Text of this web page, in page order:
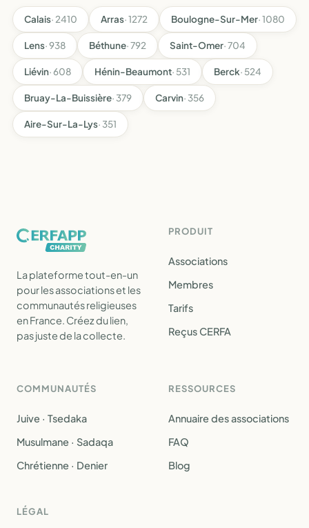
Calais· 2410 Arras· 1272 Boulogne-Sur-Mer· 1080
Lens· 938 Béthune· 792 Saint-Omer· 704
Liévin· 608 Hénin-Beaumont· 531 Berck· 524
Bruay-La-Buissière· 379 Carvin· 356
Aire-Sur-La-Lys· 351
La plateforme tout-en-un
pour les associations et les
communautés religieuses
en France. Créez du lien,
pas juste de la collecte.
PRODUIT
Associations
Membres
Tarifs
Reçus CERFA
COMMUNAUTÉS
Juive · Tsedaka
Musulmane · Sadaqa
Chrétienne · Denier
RESSOURCES
Annuaire des associations
FAQ
Blog
LÉGAL